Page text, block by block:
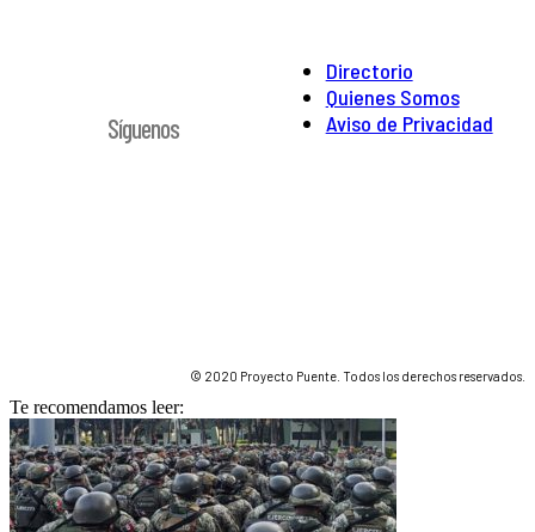
Directorio
Quienes Somos
Aviso de Privacidad
Síguenos
© 2020 Proyecto Puente. Todos los derechos reservados.
Te recomendamos leer: